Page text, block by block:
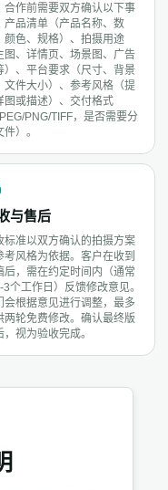
合作前需要双方确认以下事
产品清单（产品名称、数
颜色、规格）、拍摄用途
图、详情页、场景图、广告
）、平台要求（尺寸、背景
文件大小）、参考风格（提
图或描述）、交付格式
PNG/TIFF，是否需要分
）。
与售后
标准以双方确认的拍摄方案
考风格为依据。客户在收到
后，需在约定时间内（通常
3个工作日）反馈修改意见。
会根据意见进行调整，最多
两轮免费修改。确认最终版
，视为验收完成。